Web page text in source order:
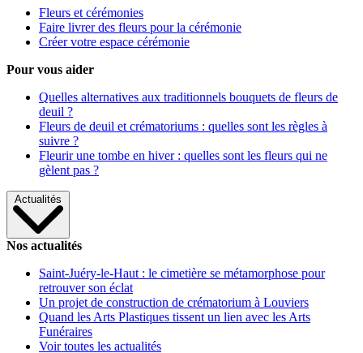
Fleurs et cérémonies
Faire livrer des fleurs pour la cérémonie
Créer votre espace cérémonie
Pour vous aider
Quelles alternatives aux traditionnels bouquets de fleurs de
deuil ?
Fleurs de deuil et crématoriums : quelles sont les règles à
suivre ?
Fleurir une tombe en hiver : quelles sont les fleurs qui ne
gèlent pas ?
Actualités
Nos actualités
Saint-Juéry-le-Haut : le cimetière se métamorphose pour
retrouver son éclat
Un projet de construction de crématorium à Louviers
Quand les Arts Plastiques tissent un lien avec les Arts
Funéraires
Voir toutes les actualités